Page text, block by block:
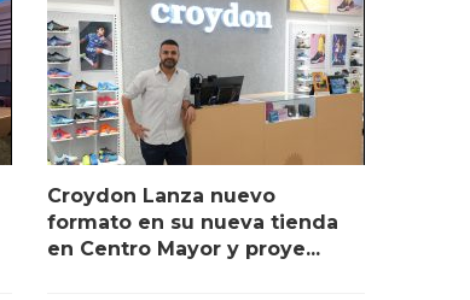
Croydon Lanza nuevo
formato en su nueva tienda
en Centro Mayor y proye...